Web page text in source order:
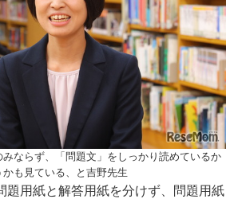
ならず、「問題文」をしっかり読めているか
かも見ている、と吉野先生
題用紙と解答用紙を分けず、問題用紙